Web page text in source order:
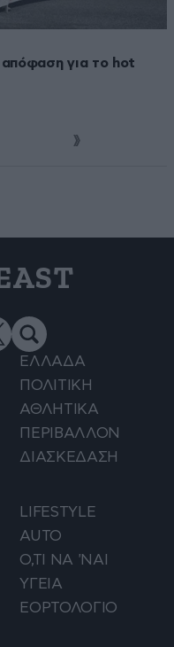
για το hot
ΕΛΛΑΔΑ
ΠΟΛΙΤΙΚΗ
ΑΘΛΗΤΙΚΑ
ΠΕΡΙΒΑΛΛΟΝ
ΔΙΑΣΚΕΔΑΣΗ
LIFESTYLE
AUTO
Ο,ΤΙ ΝΑ 'ΝΑΙ
ΥΓΕΙΑ
ΕΟΡΤΟΛΟΓΙΟ